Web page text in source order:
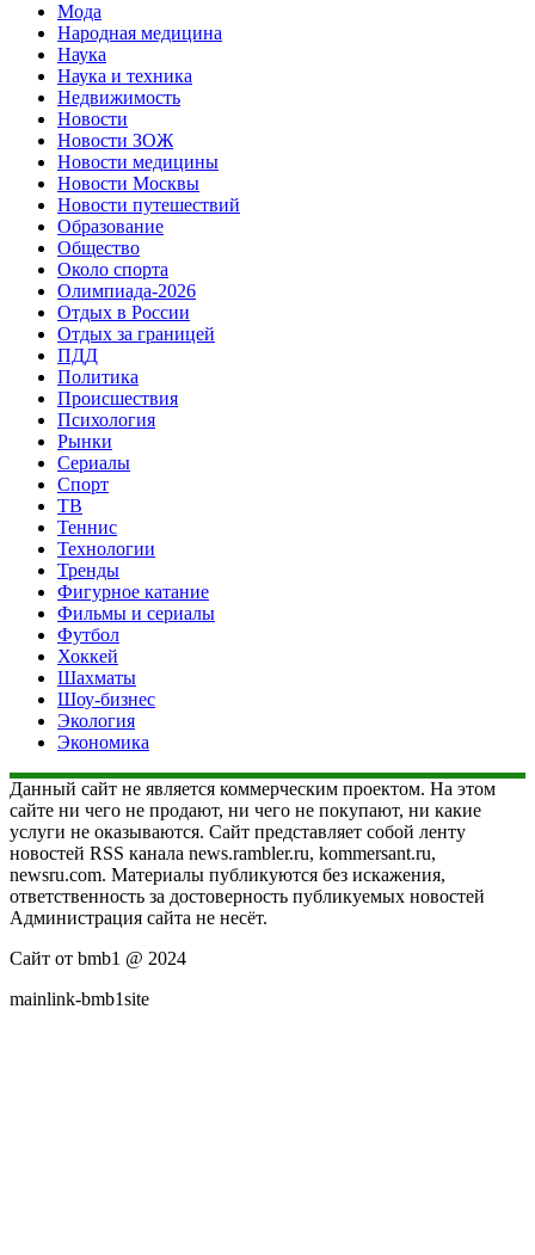
Мода
Народная медицина
Наука
Наука и техника
Недвижимость
Новости
Новости ЗОЖ
Новости медицины
Новости Москвы
Новости путешествий
Образование
Общество
Около спорта
Олимпиада-2026
Отдых в России
Отдых за границей
ПДД
Политика
Происшествия
Психология
Рынки
Сериалы
Спорт
ТВ
Теннис
Технологии
Тренды
Фигурное катание
Фильмы и сериалы
Футбол
Хоккей
Шахматы
Шоу-бизнес
Экология
Экономика
Данный сайт не является коммерческим проектом. На этом
сайте ни чего не продают, ни чего не покупают, ни какие
услуги не оказываются. Сайт представляет собой ленту
новостей RSS канала news.rambler.ru, kommersant.ru,
newsru.com. Материалы публикуются без искажения,
ответственность за достоверность публикуемых новостей
Администрация сайта не несёт.
Сайт от bmb1 @ 2024
mainlink-bmb1site